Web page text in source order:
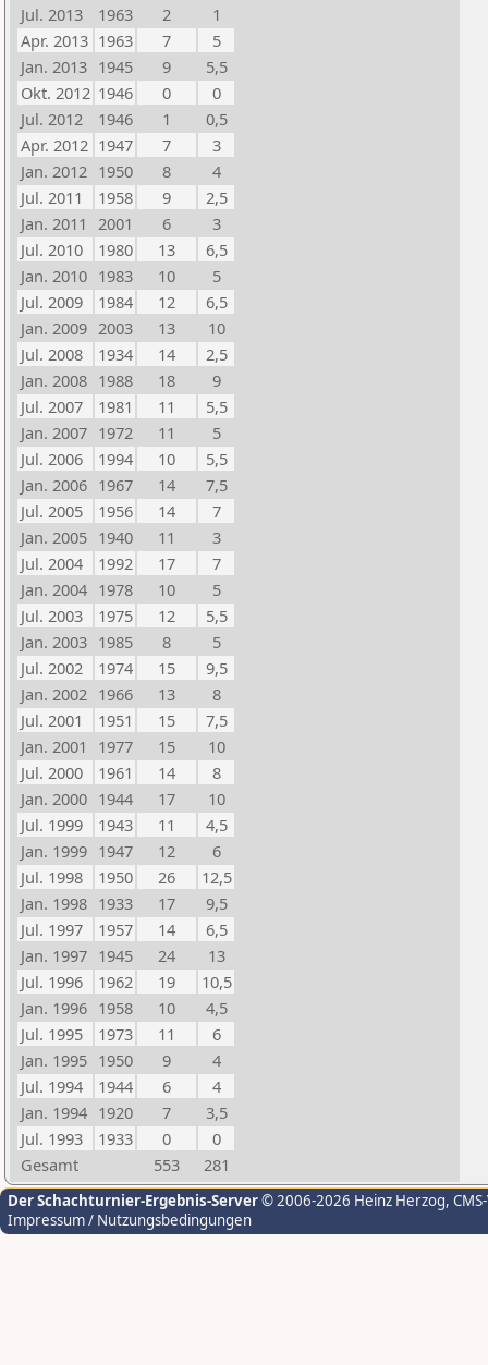
Jul. 2013
1963 2
1
Apr. 2013 1963 7
5
Jan. 2013 1945 9
5,5
Okt. 2012 1946 0
0
Jul. 2012
1946 1
0,5
Apr. 2012 1947 7
3
Jan. 2012 1950 8
4
Jul. 2011
1958 9
2,5
Jan. 2011 2001 6
3
Jul. 2010
1980 13
6,5
Jan. 2010 1983 10
5
Jul. 2009
1984 12
6,5
Jan. 2009 2003 13
10
Jul. 2008
1934 14
2,5
Jan. 2008 1988 18
9
Jul. 2007
1981 11
5,5
Jan. 2007 1972 11
5
Jul. 2006
1994 10
5,5
Jan. 2006 1967 14
7,5
Jul. 2005
1956 14
7
Jan. 2005 1940 11
3
Jul. 2004
1992 17
7
Jan. 2004 1978 10
5
Jul. 2003
1975 12
5,5
Jan. 2003 1985 8
5
Jul. 2002
1974 15
9,5
Jan. 2002 1966 13
8
Jul. 2001
1951 15
7,5
Jan. 2001
1977 15
10
Jul. 2000
1961 14
8
Jan. 2000 1944 17
10
Jul. 1999
1943 11
4,5
Jan. 1999 1947 12
6
Jul. 1998
1950 26
12,5
Jan. 1998 1933 17
9,5
Jul. 1997
1957 14
6,5
Jan. 1997 1945 24
13
Jul. 1996
1962 19
10,5
Jan. 1996 1958 10
4,5
Jul. 1995
1973 11
6
Jan. 1995 1950 9
4
Jul. 1994
1944 6
4
Jan. 1994 1920 7
3,5
Jul. 1993
1933 0
0
Gesamt
553 281
Der Schachturnier-Ergebnis-Server© 2006-2026 Heinz Herzog,
Impressum / Nutzungsbedingungen